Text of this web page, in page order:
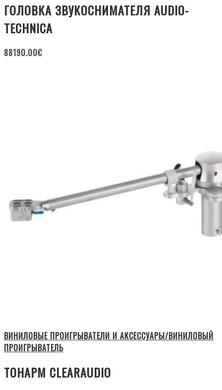
ГОЛОВКА ЗВУКОСНИМАТЕЛЯ AUDIO-
TECHNICA
88190.00€
ВИНИЛОВЫЕ ПРОИГРЫВАТЕЛИ И АКСЕССУАРЫ/ВИНИЛОВЫЙ
ПРОИГРЫВАТЕЛЬ
ТОНАРМ CLEARAUDIO